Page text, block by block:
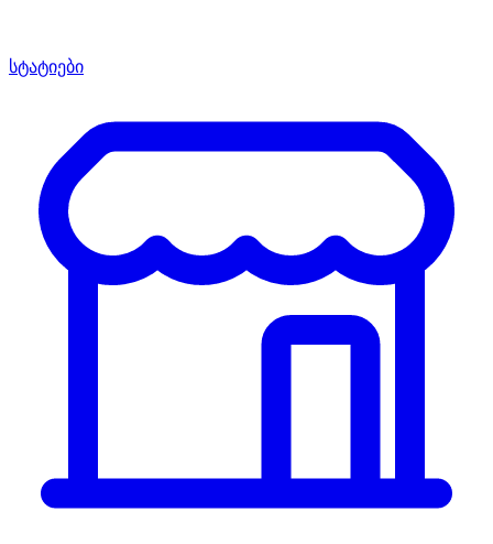
სტატიები